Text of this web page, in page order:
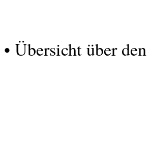
• Übersicht über